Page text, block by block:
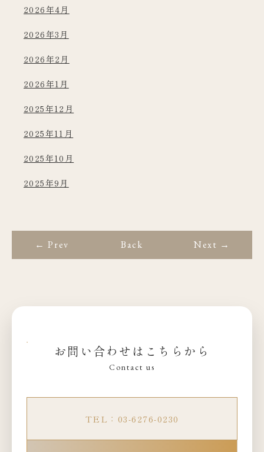
2026年4月
2026年3月
2026年2月
2026年1月
2025年12月
2025年11月
2025年10月
2025年9月
← Prev Back Next →
お問い合わせはこちらから
Contact us
TEL：03-6276-0230